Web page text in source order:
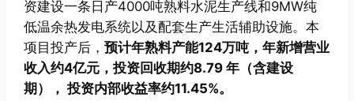
资建设一条日产4000吨熟料水泥生产线和9MW纯
低温余热发电系统以及配套生产生活辅助设施。本
项目投产后，预计年熟料产能124万吨，年新增营业
收入约4亿元，投资回收期约8.79 年（含建设
期）， 投资内部收益率约11.45%。